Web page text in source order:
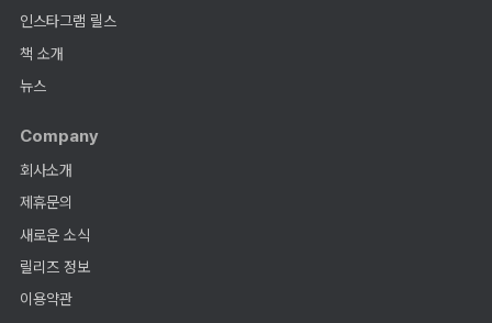
인스타그램 릴스
책 소개
뉴스
Company
회사소개
제휴문의
새로운 소식
릴리즈 정보
이용약관